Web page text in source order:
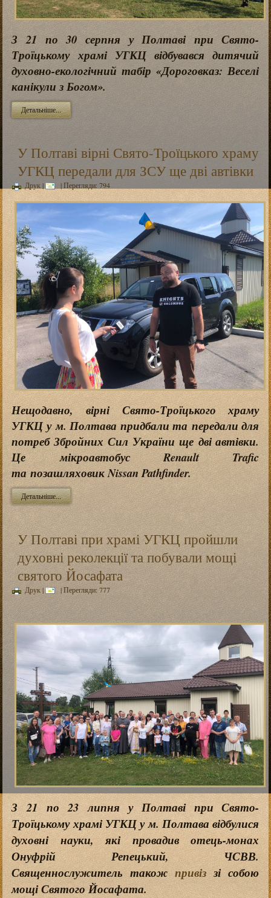
З 21 по 30 серпня у Полтаві при Свято-
Троїцькому храмі УГКЦ відбувався дитячий
духовно-екологічний табір «Дороговказ: Веселі
канікули з Богом».
Детальніше...
У Полтаві вірні Свято-Троїцького храму
УГКЦ передали для ЗСУ ще дві автівки
Друк | | Перегляди: 794
Нещодавно, вірні Свято-Троїцького храму
УГКЦ у м. Полтава придбали та передали для
потреб Збройних Сил України ще дві автівки.
Це мікроавтобус Renault Trafic
та позашляховик Nissan Pathfinder.
Детальніше...
У Полтаві при храмі УГКЦ пройшли
духовні реколекції та побували мощі
святого Йосафата
Друк| | Перегляди: 777
З 21 по 23 липня у Полтаві при Свято-
Троїцькому храмі УГКЦ у м. Полтава відбулися
духовні науки, які провадив отець-монах
Онуфрій Репецький, ЧСВВ.
Священнослужитель такожпривіззі собою
мощі Святого Йосафата.